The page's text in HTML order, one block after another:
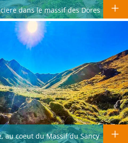
dans le massif des Dores
au coeut du Massif du Sancy